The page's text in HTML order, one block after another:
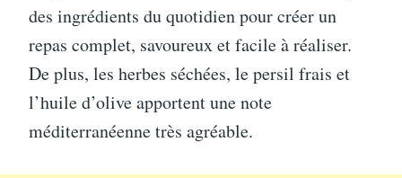
des ingrédients du quotidien pour créer un
repas complet, savoureux et facile à réaliser.
De plus, les herbes séchées, le persil frais et
l’huile d’olive apportent une note
méditerranéenne très agréable.